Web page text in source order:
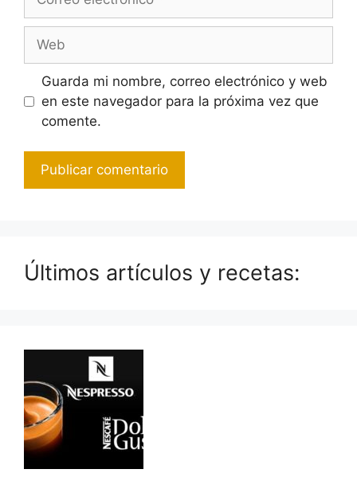
electrónico
Guarda mi nombre, correo electrónico y web
en este navegador para la próxima vez que
comente.
Últimos artículos y recetas: